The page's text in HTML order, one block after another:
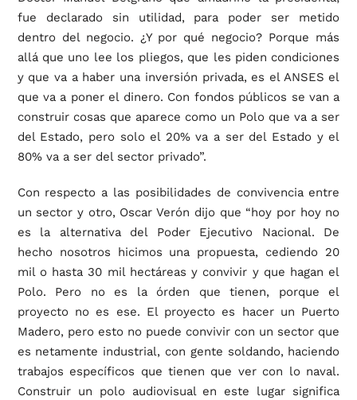
fue declarado sin utilidad, para poder ser metido
dentro del negocio. ¿Y por qué negocio? Porque más
allá que uno lee los pliegos, que les piden condiciones
y que va a haber una inversión privada, es el ANSES el
que va a poner el dinero. Con fondos públicos se van a
construir cosas que aparece como un Polo que va a ser
del Estado, pero solo el 20% va a ser del Estado y el
80% va a ser del sector privado”.
Con respecto a las posibilidades de convivencia entre
un sector y otro, Oscar Verón dijo que “hoy por hoy no
es la alternativa del Poder Ejecutivo Nacional. De
hecho nosotros hicimos una propuesta, cediendo 20
mil o hasta 30 mil hectáreas y convivir y que hagan el
Polo. Pero no es la órden que tienen, porque el
proyecto no es ese. El proyecto es hacer un Puerto
Madero, pero esto no puede convivir con un sector que
es netamente industrial, con gente soldando, haciendo
trabajos específicos que tienen que ver con lo naval.
Construir un polo audiovisual en este lugar significa